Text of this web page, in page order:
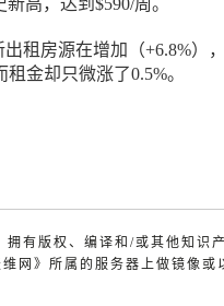
高，达到$590/周。
租房源在增加（+6.8%）
金却只微涨了0.5%。
有版权、编译和/或其他知识
网》所属的服务器上做镜像或